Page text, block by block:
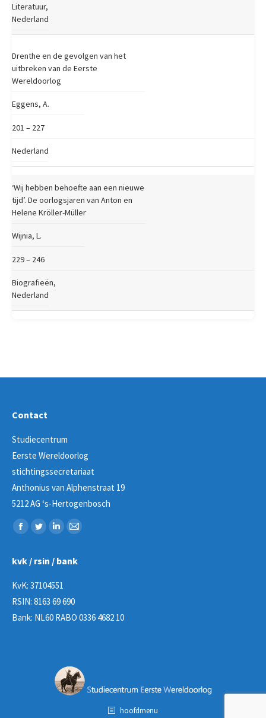
Literatuur,
Nederland
Drenthe en de gevolgen van het
uitbreken van de Eerste
Wereldoorlog
Eggens, A.
201 – 227
Nederland
‘Wij hebben behoefte aan een nieuwe
tijd’. De oorlogsjaren van Anton en
Helene Kröller-Müller
Wijnia, L.
229 – 246
Biografieën,
Nederland
Contact
Studiecentrum
Eerste Wereldoorlog
stichtingssecretariaat
Anthonius van Alphenstraat 19
5212 AG ‘s-Hertogenbosch
Vind ons op:
Facebook
opens
in
new
Twitter
opens
in
new
Linkedin
opens
in
new
Mail
opens
new
kvk / rsin / bank
KvK: 37104551
RSIN: 8163 69 690
Bank: NL60 RABO 0336 4682 10
hoofdmenu